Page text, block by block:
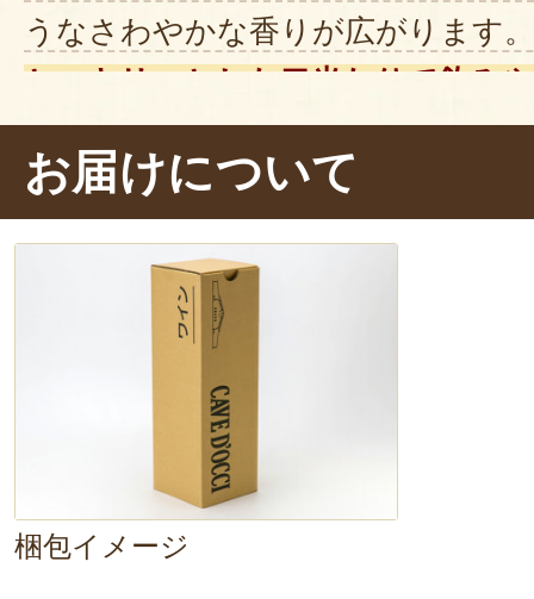
うなさわやかな香りが広がります。
と、キリッとした口当たりで飲み
のようなほのかな酸味が後を引き
地でアルコール度数も控えめなの
お届けについて
梱包イメージ